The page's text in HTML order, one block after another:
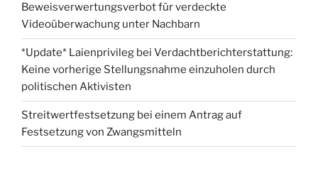
Beweisverwertungsverbot für verdeckte
Videoüberwachung unter Nachbarn
*Update* Laienprivileg bei Verdachtberichterstattung:
Keine vorherige Stellungsnahme einzuholen durch
politischen Aktivisten
Streitwertfestsetzung bei einem Antrag auf
Festsetzung von Zwangsmitteln